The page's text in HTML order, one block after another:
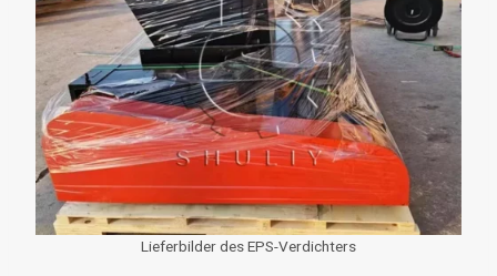
Lieferbilder des EPS-Verdichters